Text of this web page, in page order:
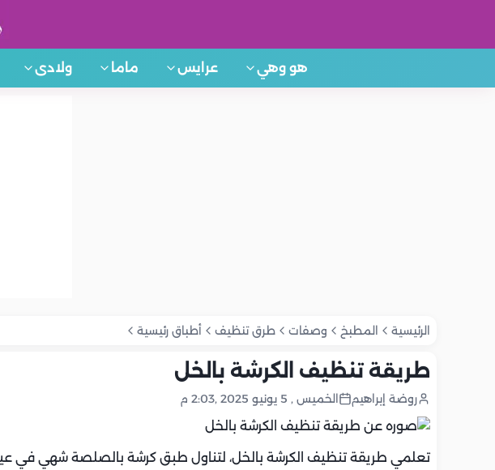
هو وهي عرايس ماما ولادى
الرئيسية المطبخ وصفات طرق تنظيف أطباق رئيسية
طريقة تنظيف الكرشة بالخل
روضة إبراهيم الخميس , 5 يونيو 2025 ,2:03 م
تعلمي طريقة تنظيف الكرشة بالخل، لتناول طبق كرشة بالصلصة شهي في